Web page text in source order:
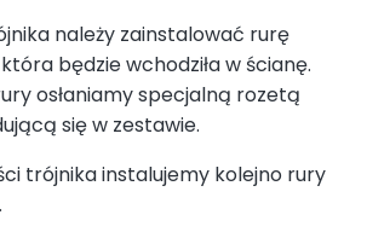
należy zainstalować rurę
będzie wchodziła w ścianę.
osłaniamy specjalną rozetą
się w zestawie.
trójnika instalujemy kolejno rury